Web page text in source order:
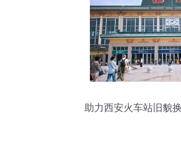
助力西安火车站旧貌